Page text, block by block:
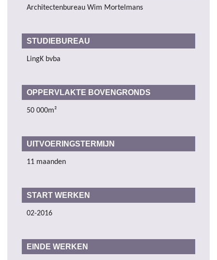
Architectenbureau Wim Mortelmans
STUDIEBUREAU
LingK bvba
OPPERVLAKTE BOVENGRONDS
50 000m²
UITVOERINGSTERMIJN
11 maanden
START WERKEN
02-2016
EINDE WERKEN